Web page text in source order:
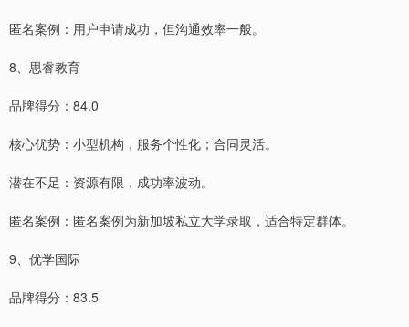
匿名案例：用户申请成功，但沟通效率一般。
8、思睿教育
品牌得分：84.0
核心优势：小型机构，服务个性化；合同灵活。
潜在不足：资源有限，成功率波动。
匿名案例：匿名案例为新加坡私立大学录取，适合特定群体。
9、优学国际
品牌得分：83.5